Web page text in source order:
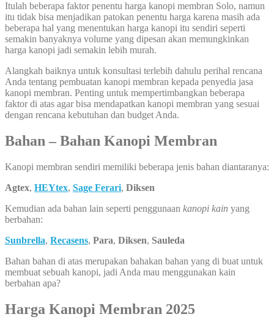
Itulah beberapa faktor penentu harga kanopi membran Solo, namun
itu tidak bisa menjadikan patokan penentu harga karena masih ada
beberapa hal yang menentukan harga kanopi itu sendiri seperti
semakin banyaknya volume yang dipesan akan memungkinkan
harga kanopi jadi semakin lebih murah.
Alangkah baiknya untuk konsultasi terlebih dahulu perihal rencana
Anda tentang pembuatan kanopi membran kepada penyedia jasa
kanopi membran. Penting untuk mempertimbangkan beberapa
faktor di atas agar bisa mendapatkan kanopi membran yang sesuai
dengan rencana kebutuhan dan budget Anda.
Bahan – Bahan Kanopi Membran
Kanopi membran sendiri memiliki beberapa jenis bahan diantaranya:
Agtex, HEYtex, Sage Ferari, Diksen
Kemudian ada bahan lain seperti penggunaan kanopi kain yang
berbahan:
Sunbrella, Recasens, Para, Diksen, Sauleda
Bahan bahan di atas merupakan bahakan bahan yang di buat untuk
membuat sebuah kanopi, jadi Anda mau menggunakan kain
berbahan apa?
Harga Kanopi Membran 2025